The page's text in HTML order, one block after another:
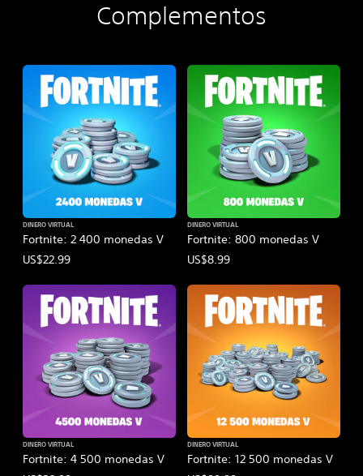
Complementos
Fortnite: 2 400 monedas V
DINERO VIRTUAL
US$22.99
Fortnite: 800 monedas V
DINERO VIRTUAL
US$8.99
Fortnite: 4 500 monedas V
DINERO VIRTUAL
Fortnite: 12 500 monedas V
DINERO VIRTUAL